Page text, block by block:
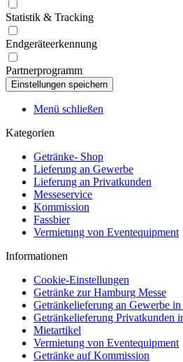
Statistik & Tracking
Endgeräteerkennung
Partnerprogramm
Menü schließen
Kategorien
Getränke- Shop
Lieferung an Gewerbe
Lieferung an Privatkunden
Messeservice
Kommission
Fassbier
Vermietung von Eventequipment
Informationen
Cookie-Einstellungen
Getränke zur Hamburg Messe
Getränkelieferung an Gewerbe
Getränkelieferung Privatkunden
Mietartikel
Vermietung von Eventequipment
Getränke auf Kommission